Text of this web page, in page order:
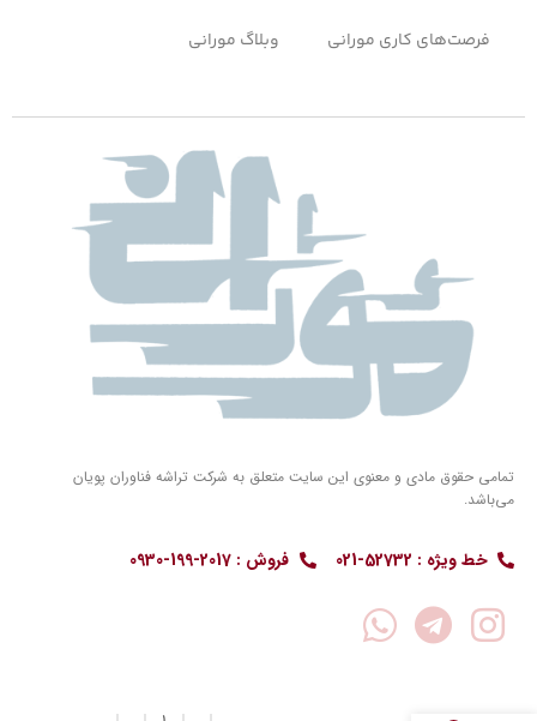
فرصت‌های کاری مورانی وبلاگ مورانی
تمامی حقوق مادی و معنوی این سایت متعلق به شرکت تراشه فناوران پویان
می‌باشد.
خط ویژه : 52732-021 فروش : 2017-199-0930